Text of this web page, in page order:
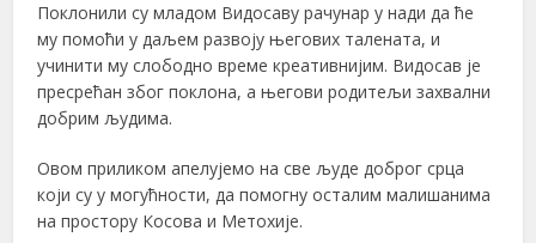
Поклонили су младом Видосаву рачунар у нади да ће
му помоћи у даљем развоју његових таленaта, и
учинити му слободно време креативнијим. Видосав је
пресрећан због поклона, а његови родитељи захвални
добрим људима.
Овом приликом апелујемо на све људе доброг срца
који су у могућности, да помогну осталим малишанима
на простору Косова и Метохије.